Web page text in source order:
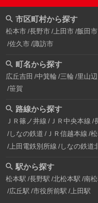
市区町村から探す
松本市 長野市 上田市 飯田市
佐久市 諏訪市
町名から探す
広丘吉田 中箕輪 三輪 里山辺
笹賀
路線から探す
ＪＲ篠ノ井線 ＪＲ中央本線
しなの鉄道 ＪＲ信越本線
上田電鉄別所線 しなの鉄道
駅から探す
松本駅 長野駅 北松本駅 南
広丘駅 市役所前駅 上田駅